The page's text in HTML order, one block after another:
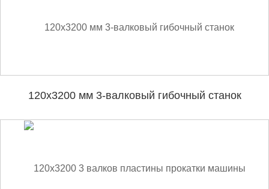
120x3200 мм 3-валковый гибочный станок